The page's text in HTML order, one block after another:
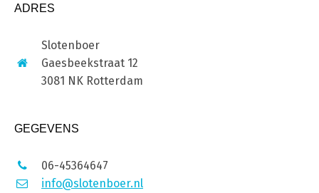
ADRES
Slotenboer
Gaesbeekstraat 12
3081 NK Rotterdam
GEGEVENS
06-45364647
info@slotenboer.nl